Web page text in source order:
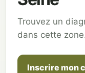
Trouvez un
dans cette
Inscrire mon